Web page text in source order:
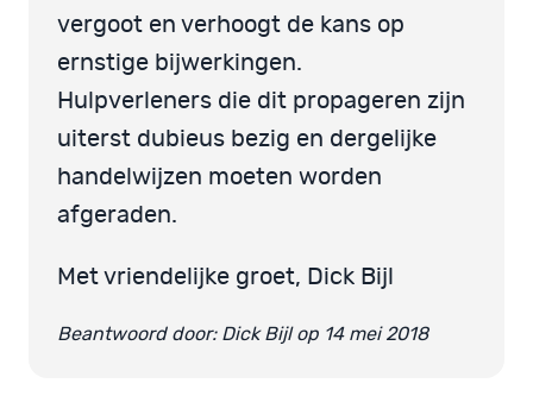
vergoot en verhoogt de kans op
ernstige bijwerkingen.
Hulpverleners die dit propageren zijn
uiterst dubieus bezig en dergelijke
handelwijzen moeten worden
afgeraden.
Met vriendelijke groet, Dick Bijl
Beantwoord door: Dick Bijl op 14 mei 2018